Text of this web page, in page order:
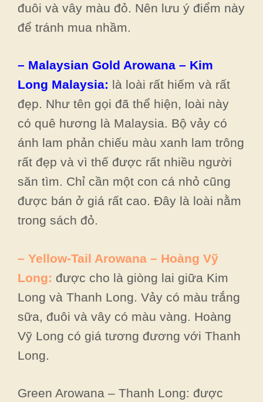
đuôi và vây màu đỏ. Nên lưu ý điểm này
để tránh mua nhầm.
– Malaysian Gold Arowana – Kim
Long Malaysia: là loài rất hiếm và rất
đẹp. Như tên gọi đã thể hiện, loài này
có quê hương là Malaysia. Bộ vảy có
ánh lam phản chiếu màu xanh lam trông
rất đẹp và vì thế được rất nhiều người
săn tìm. Chỉ cần một con cá nhỏ cũng
được bán ở giá rất cao. Đây là loài nằm
trong sách đỏ.
– Yellow-Tail Arowana – Hoàng Vỹ
Long: được cho là giòng lai giữa Kim
Long và Thanh Long. Vảy có màu trắng
sữa, đuôi và vây có màu vàng. Hoàng
Vỹ Long có giá tương đương với Thanh
Long.
Green Arowana – Thanh Long: được